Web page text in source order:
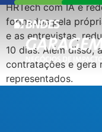
HRTech com IA e
formados pela
e as entrevistas,
10 dias. Além disso,
contratações e gera
representados.